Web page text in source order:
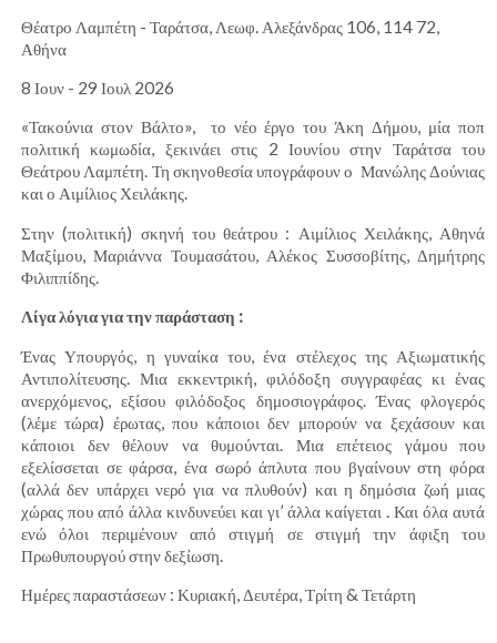
Θέατρο Λαμπέτη - Ταράτσα, Λεωφ. Αλεξάνδρας 106, 114 72,
Αθήνα
8 Ιουν - 29 Ιουλ 2026
«Τακούνια στον Βάλτο», το νέο έργο του Άκη Δήμου, μία ποπ
πολιτική κωμωδία, ξεκινάει στις 2 Ιουνίου στην Ταράτσα του
Θεάτρου Λαμπέτη. Τη σκηνοθεσία υπογράφουν ο Μανώλης Δούνιας
και ο Αιμίλιος Χειλάκης.
Στην (πολιτική) σκηνή του θεάτρου : Αιμίλιος Χειλάκης, Αθηνά
Μαξίμου, Μαριάννα Τουμασάτου, Αλέκος Συσσοβίτης, Δημήτρης
Φιλιππίδης.
Λίγα λόγια για την παράσταση :
Ένας Υπουργός, η γυναίκα του, ένα στέλεχος της Αξιωματικής
Αντιπολίτευσης. Μια εκκεντρική, φιλόδοξη συγγραφέας κι ένας
ανερχόμενος, εξίσου φιλόδοξος δημοσιογράφος. Ένας φλογερός
(λέμε τώρα) έρωτας, που κάποιοι δεν μπορούν να ξεχάσουν και
κάποιοι δεν θέλουν να θυμούνται. Μια επέτειος γάμου που
εξελίσσεται σε φάρσα, ένα σωρό άπλυτα που βγαίνουν στη φόρα
(αλλά δεν υπάρχει νερό για να πλυθούν) και η δημόσια ζωή μιας
χώρας που από άλλα κινδυνεύει και γι’ άλλα καίγεται . Και όλα αυτά
ενώ όλοι περιμένουν από στιγμή σε στιγμή την άφιξη του
Πρωθυπουργού στην δεξίωση.
Ημέρες παραστάσεων : Κυριακή, Δευτέρα, Τρίτη & Τετάρτη